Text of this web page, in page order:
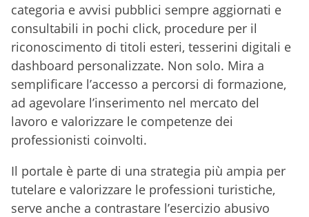
categoria e avvisi pubblici sempre aggiornati e
consultabili in pochi click, procedure per il
riconoscimento di titoli esteri, tesserini digitali e
dashboard personalizzate. Non solo. Mira a
semplificare l’accesso a percorsi di formazione,
ad agevolare l’inserimento nel mercato del
lavoro e valorizzare le competenze dei
professionisti coinvolti.
Il portale è parte di una strategia più ampia per
tutelare e valorizzare le professioni turistiche,
serve anche a contrastare l’esercizio abusivo